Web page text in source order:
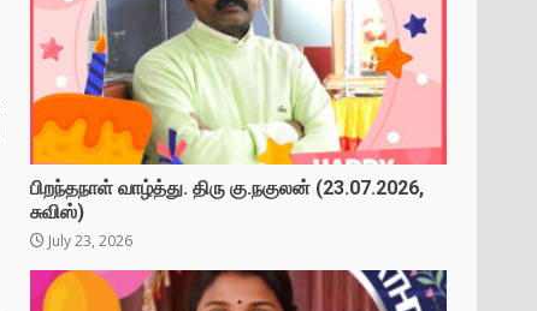
பிறந்தநாள் வாழ்த்து. திரு கு.நகுலன் (23.07.2026,
சுவிஸ்)
July 23, 2026